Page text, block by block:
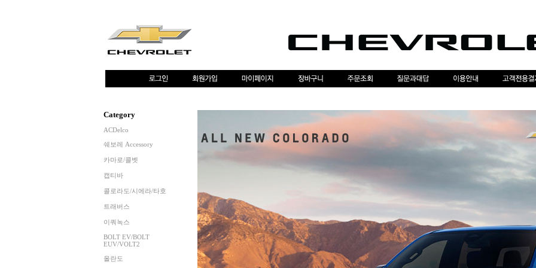
Category
ACDelco
쉐보레 Accessory
카마로/콜벳
캡티바
콜로라도/시에라/타호
트래버스
이쿼녹스
BOLT EV/BOLT
EUV/VOLT2
올란도